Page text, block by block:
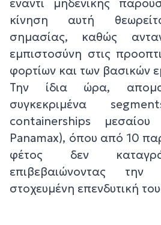
έναντι μηδενικής
κίνηση αυτή
σημασίας, καθώς
εμπιστοσύνη στις
φορτίων και των βασικών
Την ίδια ώρα,
συγκεκριμένα
containerships μεσαίου
Panamax), όπου από 10
φέτος δεν
επιβεβαιώνοντας την
στοχευμένη επενδυτική